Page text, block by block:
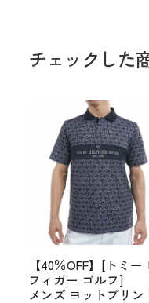
チェックした
【40％OFF】[トミー
フィガー ゴルフ]
メンズ ヨットプリン